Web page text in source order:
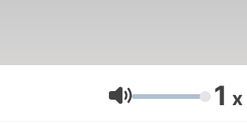
Ένταση 1 x